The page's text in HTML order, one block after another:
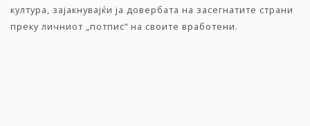
култура, зајакнувајќи ја довербата на засегнатите страни
преку личниот „потпис“ на своите вработени.